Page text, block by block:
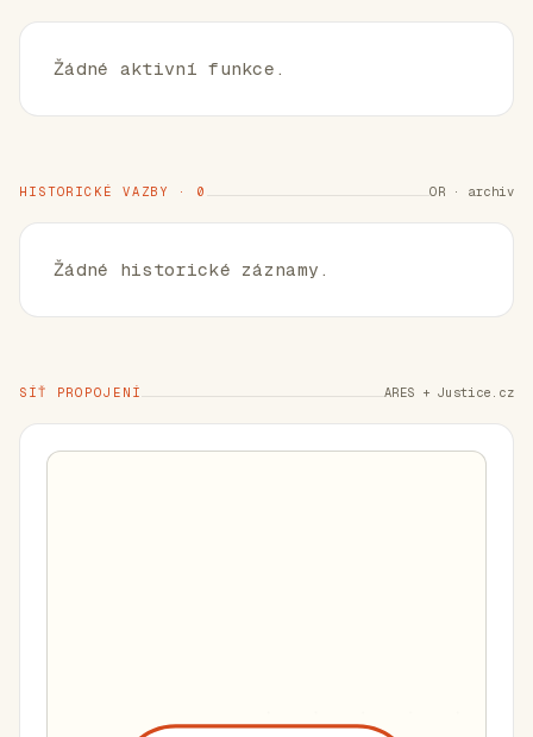
Žádné aktivní funkce.
HISTORICKÉ VAZBY · 0 OR · archiv
Žádné historické záznamy.
SÍŤ PROPOJENÍ ARES + Justice.cz